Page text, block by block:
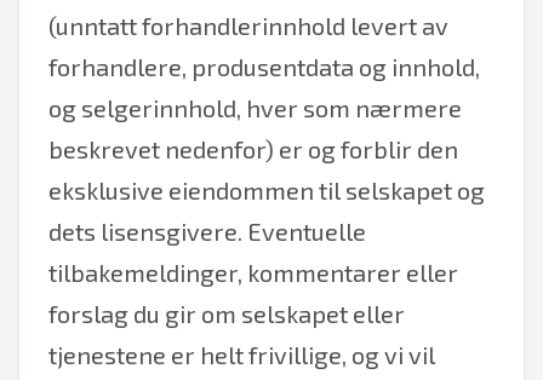
(unntatt forhandlerinnhold levert av
forhandlere, produsentdata og innhold,
og selgerinnhold, hver som nærmere
beskrevet nedenfor) er og forblir den
eksklusive eiendommen til selskapet og
dets lisensgivere. Eventuelle
tilbakemeldinger, kommentarer eller
forslag du gir om selskapet eller
tjenestene er helt frivillige, og vi vil